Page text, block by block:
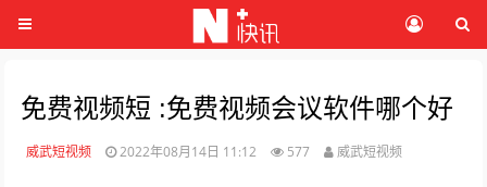
免费视频短 :免费视频会议软件哪个好
威武短视频 2022年08月14日 11:12 577 威武短视频